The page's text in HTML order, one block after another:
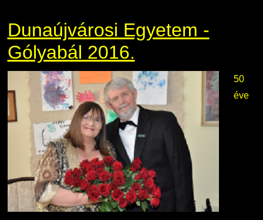
Dunaújvárosi Egyetem -
Gólyabál 2016.
50
éve